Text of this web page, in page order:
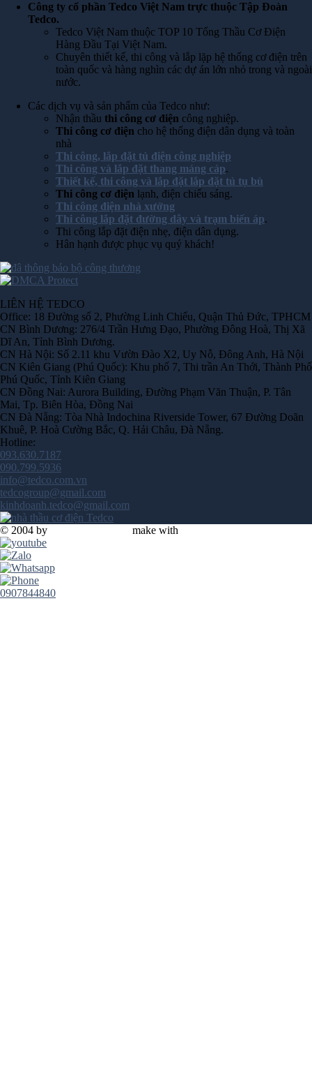
Công ty cổ phần Tedco Việt Nam trực thuộc Tập Đoàn
Tedco.
Tedco Việt Nam thuộc TOP 10 Tổng Thầu Cơ Điện
Hàng Đầu Tại Việt Nam.
Chuyên thiết kế, thi công và lắp lặp hệ thống cơ điện trên
toàn quốc và hàng nghìn các dự án lớn nhỏ trong và ngoài
nước.
Các dịch vụ và sản phẩm của Tedco như:
Nhận thầu thi công cơ điện công nghiệp.
Thi công cơ điện cho hệ thống điện dân dụng và toàn
nhà
Thi công, lắp đặt tủ điện công nghiệp
Thi công và lắp đặt thang máng cáp.
Thiết kế, thi công và lắp đặt lắp đặt tủ tụ bù
Thi công cơ điện lạnh, điện chiếu sáng.
Thi công điện nhà xưởng
Thi công lắp đặt đường dây và trạm biến áp.
Thi công lắp đặt điện nhẹ, điện dân dụng.
Hân hạnh được phục vụ quý khách!
LIÊN HỆ TEDCO
Office: 18 Đường số 2, Phường Linh Chiểu, Quận Thủ Đức, TPHCM
CN Bình Dương: 276/4 Trần Hưng Đạo, Phường Đông Hoà, Thị Xã
Dĩ An, Tỉnh Bình Dương.
CN Hà Nội: Số 2.11 khu Vườn Đào X2, Uy Nỗ, Đông Anh, Hà Nội
CN Kiên Giang (Phú Quốc): Khu phố 7, Thi trần An Thới, Thành Phố
Phú Quốc, Tỉnh Kiên Giang
CN Đồng Nai: Aurora Building, Đường Phạm Văn Thuận, P. Tân
Mai, Tp. Biên Hòa, Đồng Nai
CN Đà Nẵng: Tòa Nhà Indochina Riverside Tower, 67 Đường Doãn
Khuê, P. Hoà Cường Bắc, Q. Hải Châu, Đà Nẵng.
Hotline:
093.630.7187
090.799.5936
info@tedco.com.vn
tedcogroup@gmail.com
kinhdoanh.tedco@gmail.com
© 2004 by make with
0907844840